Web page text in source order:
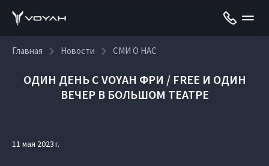
Главная Новости СМИ О НАС
ОДИН ДЕНЬ С VOYAH ФРИ / FREE И ОДИН
ВЕЧЕР В БОЛЬШОМ ТЕАТРЕ
11 мая 2023 г.